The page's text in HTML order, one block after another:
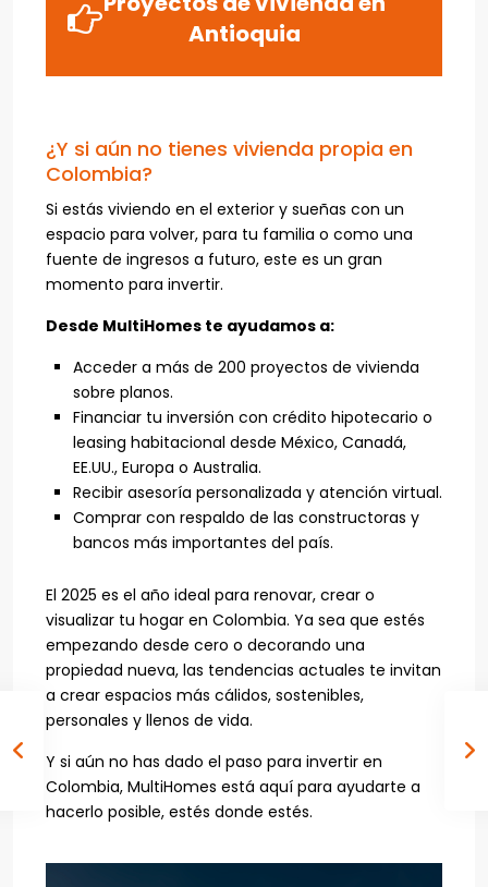
Antioquia
¿Y si aún no tienes vivienda propia en
Colombia?
Si estás viviendo en el exterior y sueñas con un
espacio para volver, para tu familia o como una
fuente de ingresos a futuro, este es un gran
momento para invertir.
Desde MultiHomes te ayudamos a:
Acceder a más de 200 proyectos de vivienda
sobre planos.
Financiar tu inversión con crédito hipotecario o
leasing habitacional desde México, Canadá,
EE.UU., Europa o Australia.
Recibir asesoría personalizada y atención virtual.
Comprar con respaldo de las constructoras y
bancos más importantes del país.
El 2025 es el año ideal para renovar, crear o
visualizar tu hogar en Colombia. Ya sea que estés
empezando desde cero o decorando una
propiedad nueva, las tendencias actuales te invitan
a crear espacios más cálidos, sostenibles,
personales y llenos de vida.
Y si aún no has dado el paso para invertir en
Colombia, MultiHomes está aquí para ayudarte a
hacerlo posible, estés donde estés.